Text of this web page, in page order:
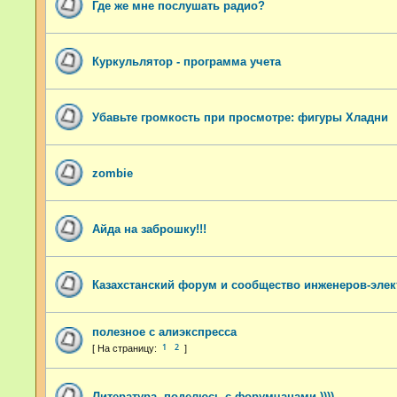
Где же мне послушать радио?
Куркульлятор - программа учета
Убавьте громкость при просмотре: фигуры Хладни
zombie
Айда на заброшку!!!
Казахстанский форум и сообщество инженеров-
полезное с алиэкспресса
1 2